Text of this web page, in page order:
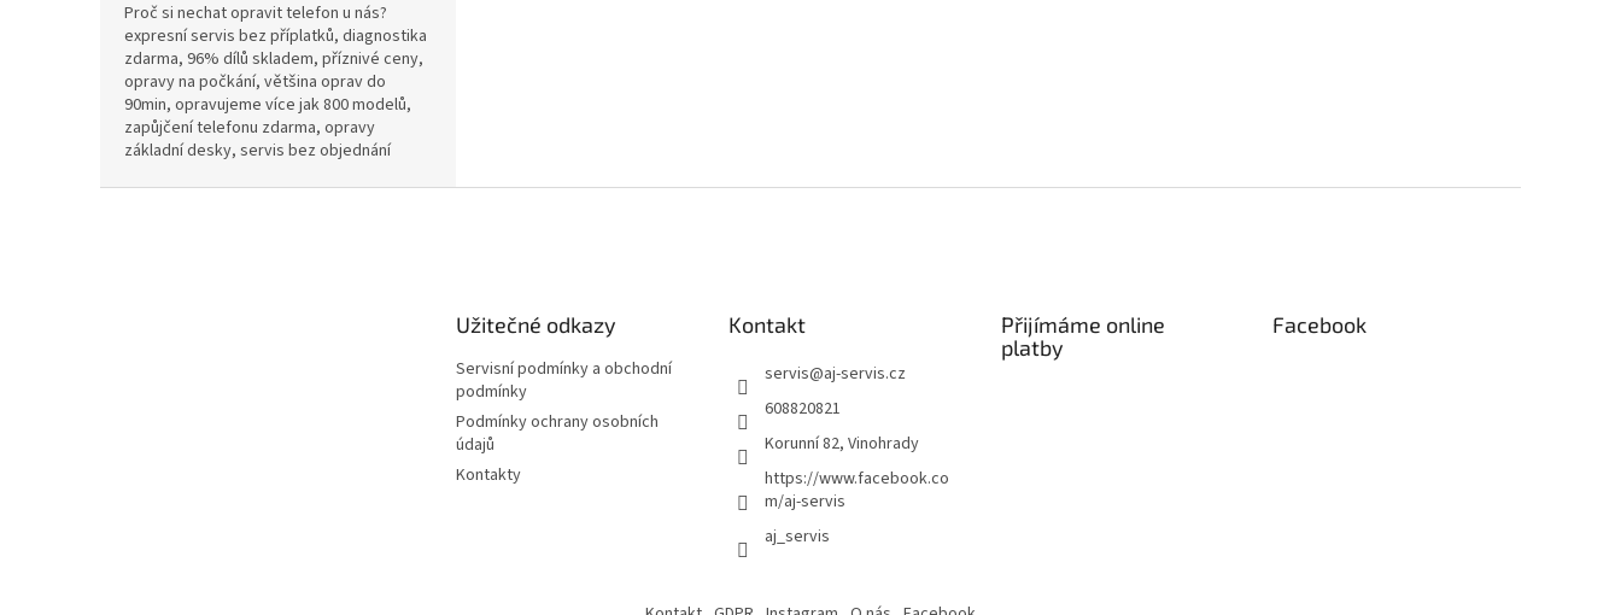
Proč si nechat opravit telefon u nás?
expresní servis bez příplatků, diagnostika
zdarma, 96% dílů skladem, příznivé ceny,
opravy na počkání, většina oprav do
90min, opravujeme více jak 800 modelů,
zapůjčení telefonu zdarma, opravy
základní desky, servis bez objednání
Užitečné odkazy
Servisní podmínky a obchodní
podmínky
Podmínky ochrany osobních
údajů
Kontakty
Kontakt
servis@aj-servis.cz
608820821
Korunní 82, Vinohrady
https://www.facebook.co
m/aj-servis
aj_servis
Přijímáme online
platby
Facebook